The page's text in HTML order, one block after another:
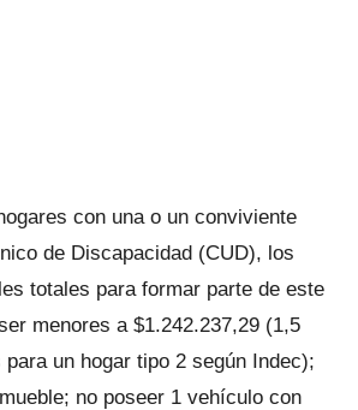
con una o un conviviente
de Discapacidad (CUD), los
totales para formar parte de este
menores a $1.242.237,29 (1,5
un hogar tipo 2 según Indec);
no poseer 1 vehículo con